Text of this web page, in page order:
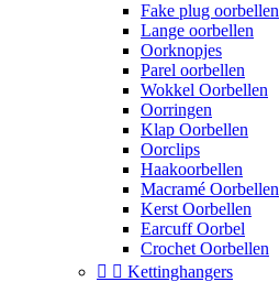
Fake plug oorbellen
Lange oorbellen
Oorknopjes
Parel oorbellen
Wokkel Oorbellen
Oorringen
Klap Oorbellen
Oorclips
Haakoorbellen
Macramé Oorbellen
Kerst Oorbellen
Earcuff Oorbel
Crochet Oorbellen
  Kettinghangers